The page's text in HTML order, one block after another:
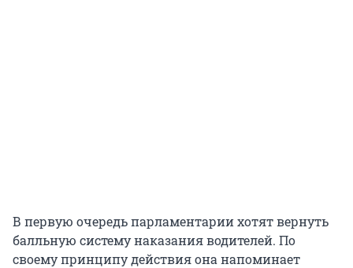
В первую очередь парламентарии хотят вернуть
балльную систему наказания водителей. По
своему принципу действия она напоминает